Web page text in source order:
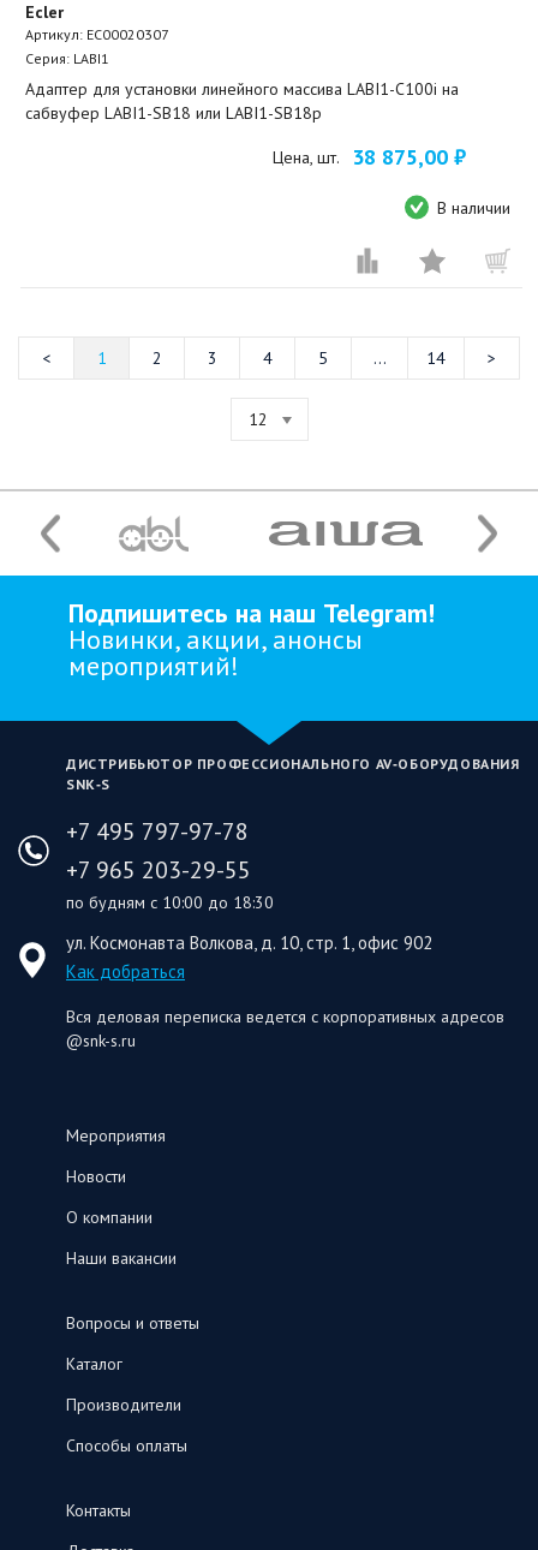
Ecler
Артикул: EC00020307
Серия: LABI1
Адаптер для установки линейного массива LABI1-C100i на
сабвуфер LABI1-SB18 или LABI1-SB18p
Цена, шт. 38 875,00 ₽
В наличии
1 2 3 4 5 ... 14
12
Подпишитесь на наш Telegram!
Новинки, акции, анонсы
мероприятий!
ДИСТРИБЬЮТОР ПРОФЕССИОНАЛЬНОГО AV‑ОБОРУДОВАНИЯ
SNK‑S
+7 495 797-97-78
+7 965 203-29-55
по будням с 10:00 до 18:30
ул. Космонавта Волкова, д. 10, стр. 1, офис 902
Как добраться
Вся деловая переписка ведется с корпоративных адресов
@snk-s.ru
Мероприятия
Новости
О компании
Наши вакансии
Вопросы и ответы
Каталог
Производители
Способы оплаты
Контакты